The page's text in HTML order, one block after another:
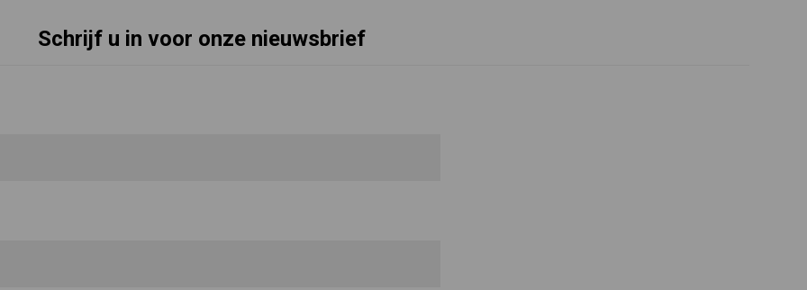
Schrijf u in voor onze nieuwsbrief